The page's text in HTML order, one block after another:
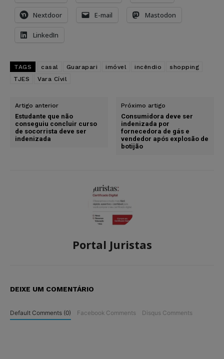
Nextdoor E-mail Mastodon
LinkedIn
TAGS casal Guarapari imóvel incêndio
shopping
TJES
Vara Cívil
Artigo anterior
Estudante que não
conseguiu concluir curso
de socorrista deve ser
indenizada
Próximo artigo
Consumidora deve ser
indenizada por
fornecedora de gás e
vendedor após explosão de
botijão
Portal Juristas
DEIXE UM COMENTÁRIO
Default Comments (0) Facebook Comments Disqus Comments